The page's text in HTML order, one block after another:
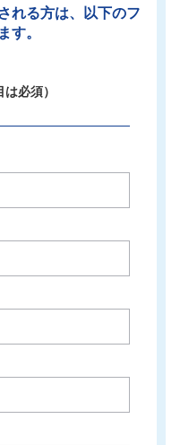
れる方は、以下のフ
す。
必須）